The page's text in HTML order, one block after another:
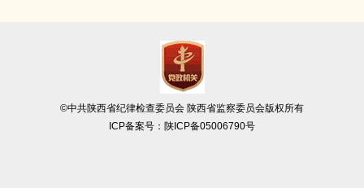
©中共陕西省纪律检查委员会 陕西省监察委员会版权所有
ICP备案号： 陕ICP备05006790号